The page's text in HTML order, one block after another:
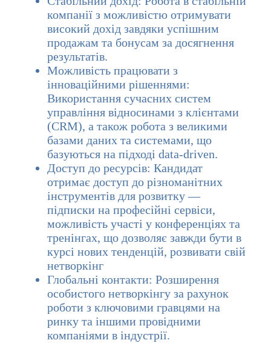
компанії з можливістю отримувати
високий дохід завдяки успішним
продажам та бонусам за досягнення
результатів.
Можливість працювати з
інноваційними рішеннями:
Використання сучасних систем
управління відносинами з клієнтами
(CRM), а також робота з великими
базами даних та системами, що
базуються на підході data-driven.
Доступ до ресурсів: Кандидат
отримає доступ до різноманітних
інструментів для розвитку —
підписки на професійні сервіси,
можливість участі у конференціях та
тренінгах, що дозволяє завжди бути в
курсі нових тенденцій, розвивати свій
нетворкінг
Глобальні контакти: Розширення
особистого нетворкінгу за рахунок
роботи з ключовими гравцями на
ринку та іншими провідними
компаніями в індустрії.